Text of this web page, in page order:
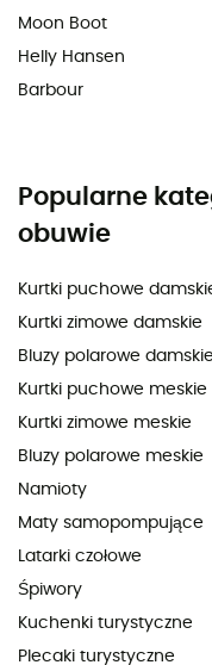
Moon Boot
Helly Hansen
Barbour
Popularne
obuwie
Kurtki puchowe
Kurtki zimowe damskie
Bluzy polarowe damskie
Kurtki puchowe meskie
Kurtki zimowe meskie
Bluzy polarowe meskie
Namioty
Maty samopompujące
Latarki czołowe
Śpiwory
Kuchenki turystyczne
Plecaki turystyczne